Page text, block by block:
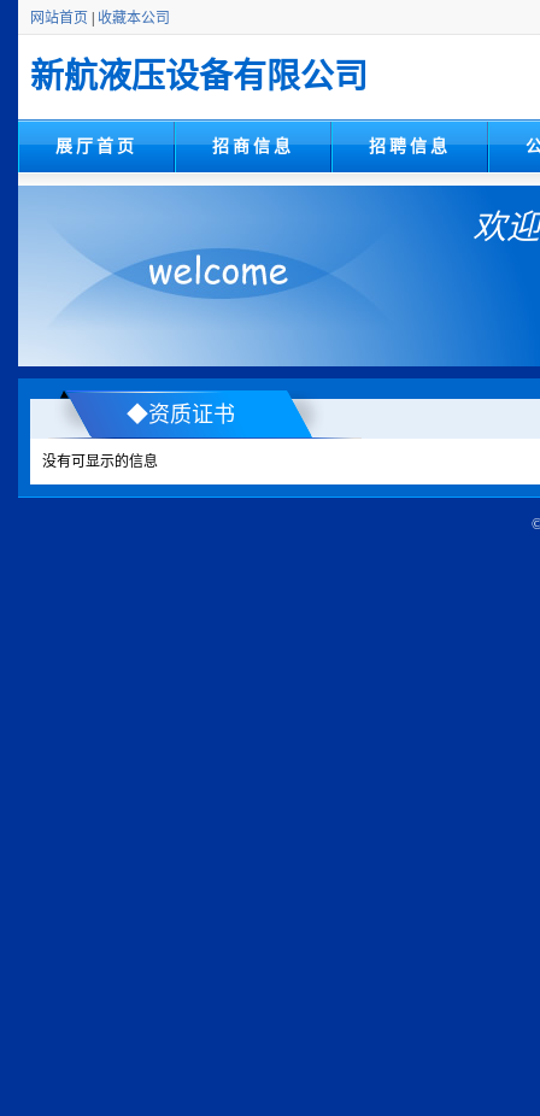
网站首页 收藏本公司
新航液压设备有限公司
展厅首页 招商信息 招聘信息
欢
◆资质证书
没有可显示的信息